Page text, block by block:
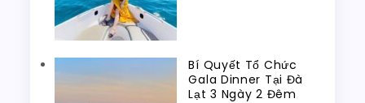
Bí Quyết Tổ Chức
Gala Dinner Tại Đà
Lạt 3 Ngày 2 Đêm